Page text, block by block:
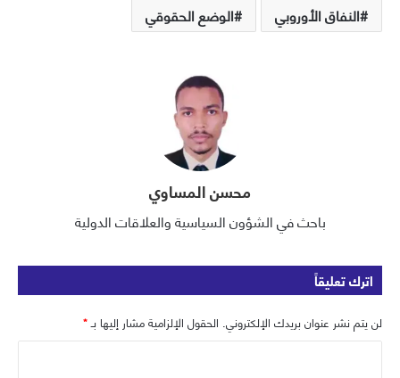
النفاق الأوروبي الوضع الحقوقي
محسن المساوي
باحث في الشؤون السياسية والعلاقات الدولية
اترك تعليقاً
لن يتم نشر عنوان بريدك الإلكتروني. الحقول الإلزامية مشار إليها بـ*